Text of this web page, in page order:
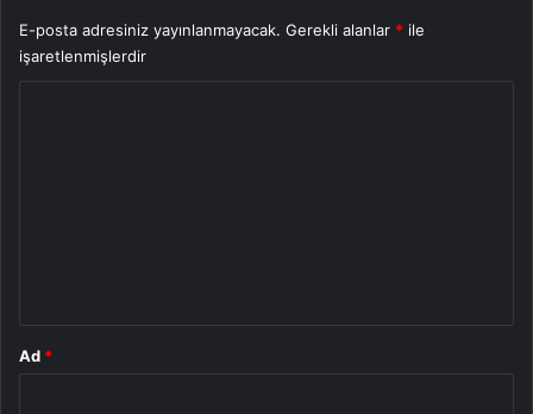
E-posta adresiniz yayınlanmayacak. Gerekli alanlar * ile
işaretlenmişlerdir
Ad *